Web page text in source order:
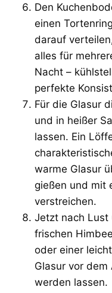
Den
einen
darauf
alles für
Nacht –
perfekte
Für die Glasur
und in heißer
lassen. Ein
warme Glasur
gießen und mit
verstreichen.
Jetzt nach Lust
frischen
oder einer
Glasur vor
werden lassen.